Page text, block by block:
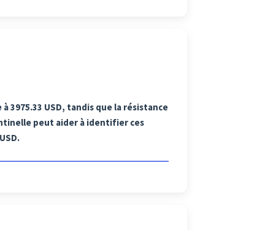
3975.33 USD, tandis que la résistance
peut aider à identifier ces